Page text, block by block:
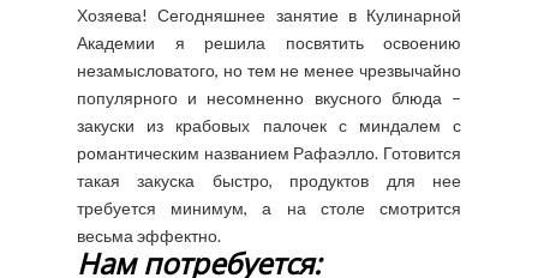
Хозяева! Сегодняшнее занятие в Кулинарной
Академии я решила посвятить освоению
незамысловатого, но тем не менее чрезвычайно
популярного и несомненно вкусного блюда –
закуски из крабовых палочек с миндалем с
романтическим названием Рафаэлло. Готовится
такая закуска быстро, продуктов для нее
требуется минимум, а на столе смотрится
весьма эффектно.
Нам потребуется: